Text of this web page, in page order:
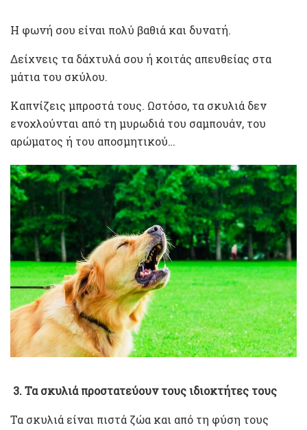
Η φωνή σου είναι πολύ βαθιά και δυνατή.
Δείχνεις τα δάχτυλά σου ή κοιτάς απευθείας στα
μάτια του σκύλου.
Καπνίζεις μπροστά τους. Ωστόσο, τα σκυλιά δεν
ενοχλούνται από τη μυρωδιά του σαμπουάν, του
αρώματος ή του αποσμητικού…
3. Τα σκυλιά προστατεύουν τους ιδιοκτήτες τους
Τα σκυλιά είναι πιστά ζώα και από τη φύση τους